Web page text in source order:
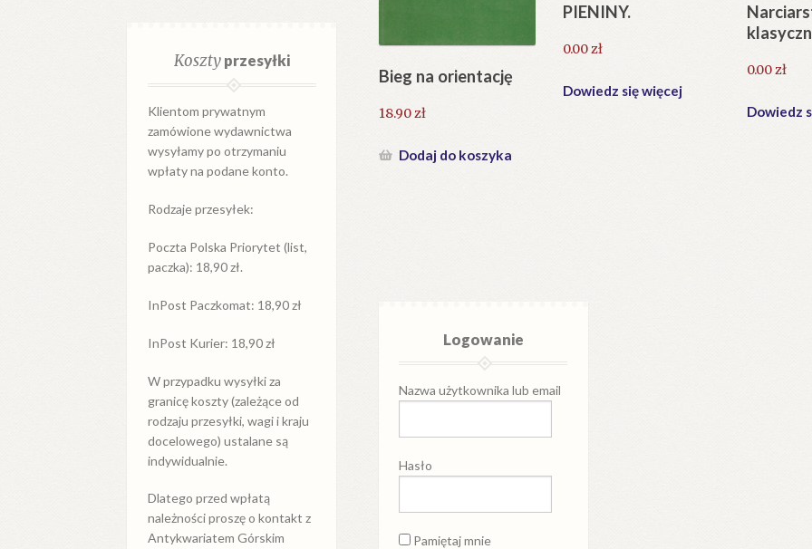
Bieg na orientację
18.90zł
Dodaj do koszyka
PIENINY.
0.00zł
Dowiedz się więcej
0.00zł
Dowiedz
Kosztyprzesyłki
Klientom prywatnym
zamówione wydawnictwa
wysyłamy po otrzymaniu
wpłaty na podane konto.
Rodzaje przesyłek:
Poczta Polska Priorytet (list,
paczka): 18,90 zł.
InPost Paczkomat: 18,90 zł
InPost Kurier: 18,90 zł
W przypadku wysyłkiza
granicękoszty (zależące od
rodzaju przesyłki, wagi i kraju
docelowego) ustalane są
indywidualnie.
Dlatego przed wpłatą
należności proszę o kontakt z
Antykwariatem Górskim
Logowanie
Nazwa użytkownika lub email
Hasło
Pamiętaj mnie